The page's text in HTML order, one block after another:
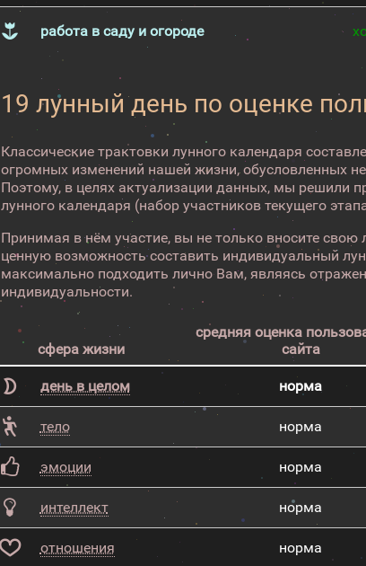
работа в саду и огороде
19 лунный день по оценке
Классические трактовки лунного календаря
огромных изменений нашей жизни, обусловленных
Поэтому, в целях актуализации данных, мы решили
лунного календаря (набор участников текущего
Принимая в нём участие, вы не только вносите свою
ценную возможность составить индивидуальный
максимально подходить лично Вам, являясь
индивидуальности.
сфера жизни
средняя оценка
сайта
день в целом норма
тело норма
эмоции норма
интеллект норма
отношения норма